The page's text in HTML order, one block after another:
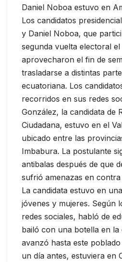
Daniel Noboa estuvo en
Los candidatos
y Daniel Noboa, que
segunda vuelta electoral
aprovecharon el fin de
trasladarse a distintas
ecuatoriana. Los
recorridos en sus redes
González, la candidata de
Ciudadana, estuvo en el
ubicado entre las
Imbabura. La postulante
antibalas después de que
sufrió amenazas en contra
La candidata estuvo en
jóvenes y mujeres. Según
redes sociales, habló de
bailó con una botella en la
avanzó hasta este
un día antes, estuviera en